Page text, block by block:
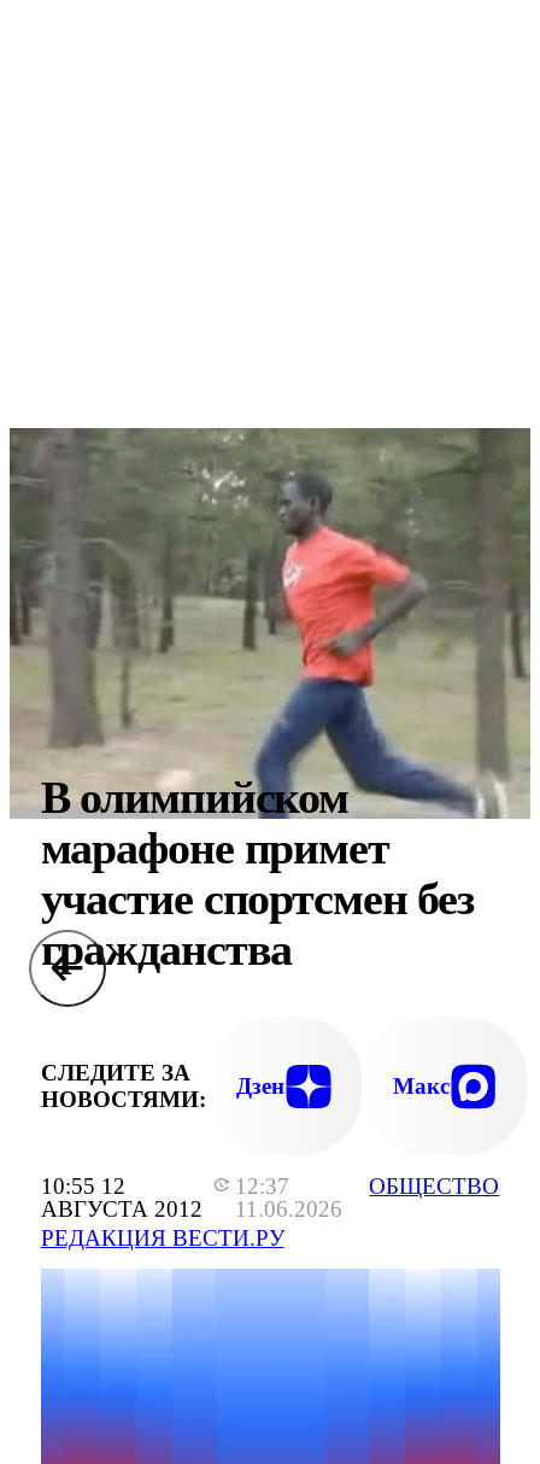
10:55 12
АВГУСТА 2012
12:37
11.06.2026
РЕДАКЦИЯ ВЕСТИ.РУ
ОБЩЕСТВО
В олимпийском
марафоне примет
участие спортсмен без
гражданства
СЛЕДИТЕ ЗА
НОВОСТЯМИ:
Дзен Макс